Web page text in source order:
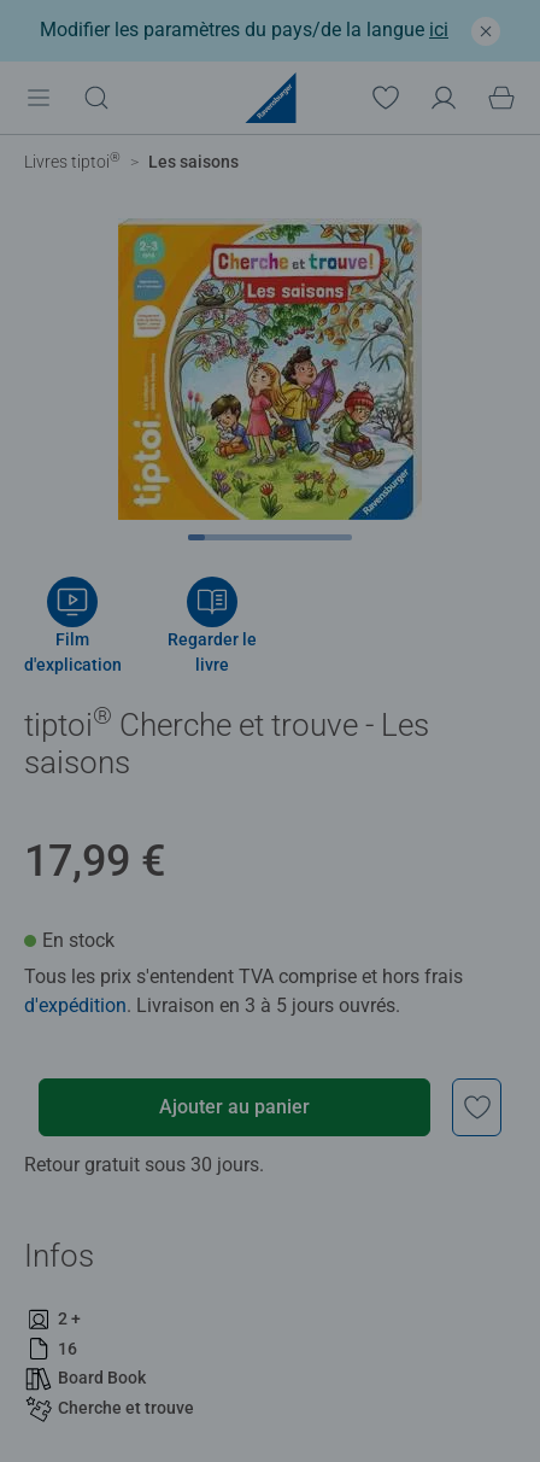
Modifier les paramètres du pays/de la langue ici
Livres tiptoi® Les saisons
Film
d'explication
Regarder le
livre
tiptoi® Cherche et trouve - Les
saisons
17,99 €
En stock
Tous les prix s'entendent TVA comprise et hors frais
d'expédition. Livraison en 3 à 5 jours ouvrés.
Ajouter au panier
Retour gratuit sous 30 jours.
Infos
2 +
16
Board Book
Cherche et trouve